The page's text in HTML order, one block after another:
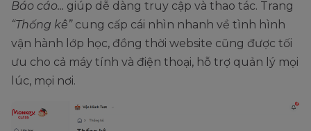
Báo cáo... giúp dễ dàng truy cập và thao tác. Trang
“Thống kê” cung cấp cái nhìn nhanh về tình hình
vận hành lớp học, đồng thời website cũng được tối
ưu cho cả máy tính và điện thoại, hỗ trợ quản lý mọi
lúc, mọi nơi.